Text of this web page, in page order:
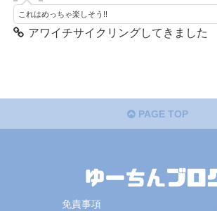
これはめっちゃ楽しそう!!
アワイチサイクリングしてきました
PAGE TOP
免責事項